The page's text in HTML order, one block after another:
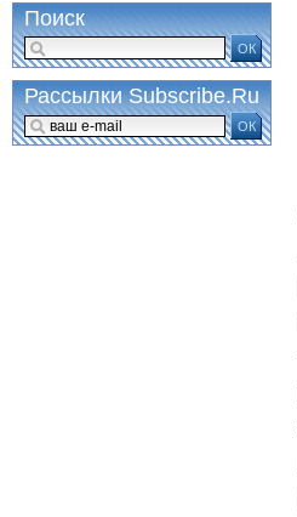
Поиск
ОК
Рассылки Subscribe.Ru
ОК